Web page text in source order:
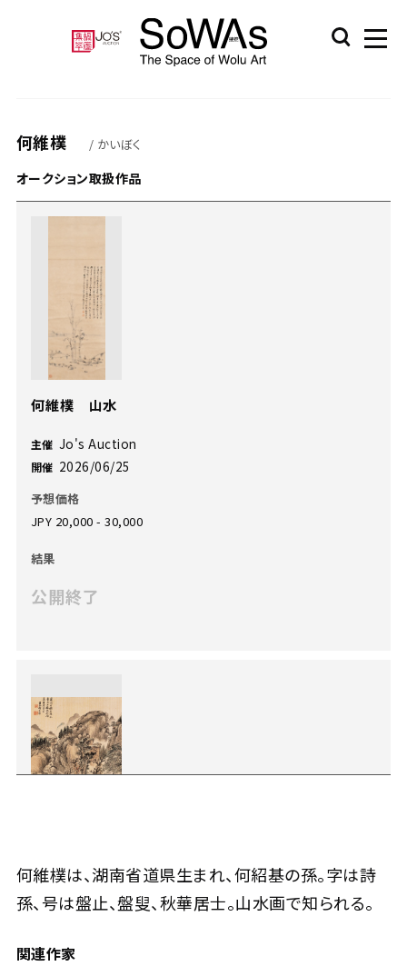
何維樸 / かいぼく
何維樸は、湖南省道県生まれ、何紹基の孫。字は詩
孫、号は盤止、盤叟、秋華居士。山水画で知られる。
関連作家
オークション取扱作品
何維樸 山水
主催 Jo's Auction
開催 2026/06/25
予想価格
JPY 20,000 - 30,000
結果
公開終了
何維樸 小橋流水
主催 Jo's Auction
予想価格